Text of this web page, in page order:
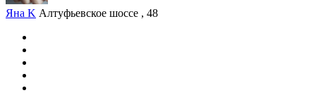
Яна K Алтуфьевское шоссе , 48